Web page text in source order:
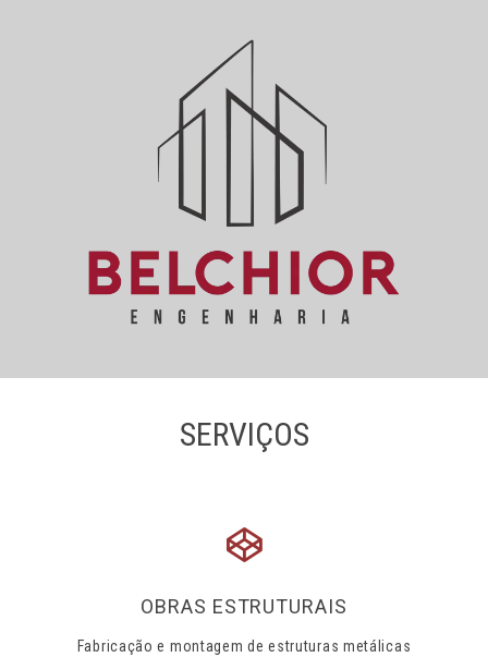
SERVIÇOS
OBRAS ESTRUTURAIS
Fabricação e montagem de estruturas metálicas